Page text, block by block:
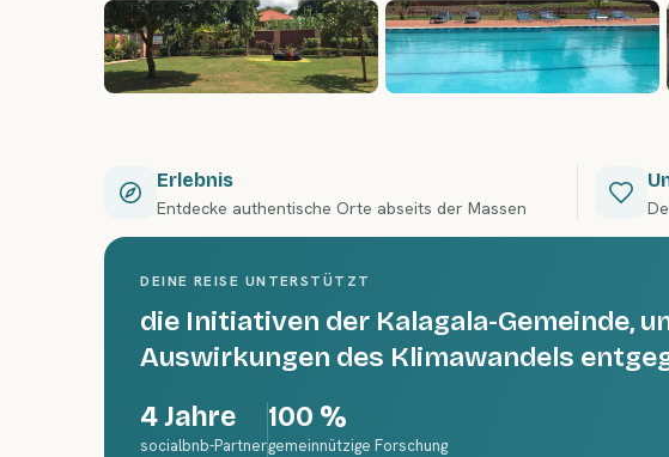
Erlebnis
Entdecke authentische Orte abseits der Massen
DEINE REISE UNTERSTÜTZT
die Initiativen der Kalagala-Gemeinde,
Auswirkungen des Klimawandels
4 Jahre
socialbnb-Partner
100 %
gemeinnützige Forschung